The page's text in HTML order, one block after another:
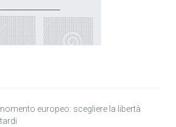
europeo: scegliere la libertà